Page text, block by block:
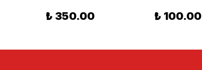
₺ 350.00 ₺ 100.00